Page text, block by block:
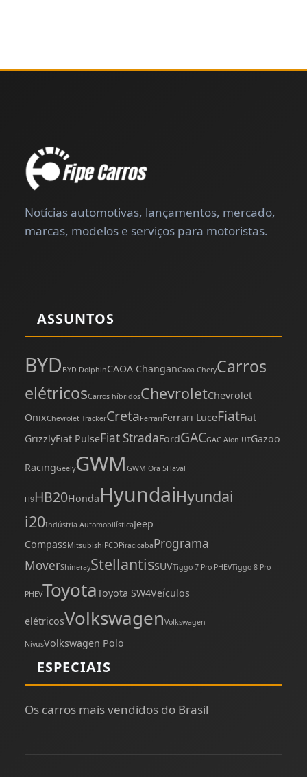
Notícias automotivas, lançamentos, mercado,
marcas, modelos e serviços para motoristas.
ASSUNTOS
BYD BYD DolphinCAOA ChanganCaoa CheryCarros
elétricosCarros híbridosChevroletChevrolet
OnixChevrolet TrackerCretaFerrariFerrari LuceFiatFiat
GrizzlyFiat PulseFiat StradaFordGACGAC Aion UTGazoo
RacingGeelyGWM GWM Ora 5Haval
H9HB20HondaHyundaiHyundai
i20Indústria AutomobilísticaJeep
CompassMitsubishiPCDPiracicabaPrograma
MoverShinerayStellantisSUVTiggo 7 Pro PHEVTiggo 8 Pro
PHEVToyotaToyota SW4Veículos
elétricosVolkswagenVolkswagen
NivusVolkswagen Polo
ESPECIAIS
Os carros mais vendidos do Brasil